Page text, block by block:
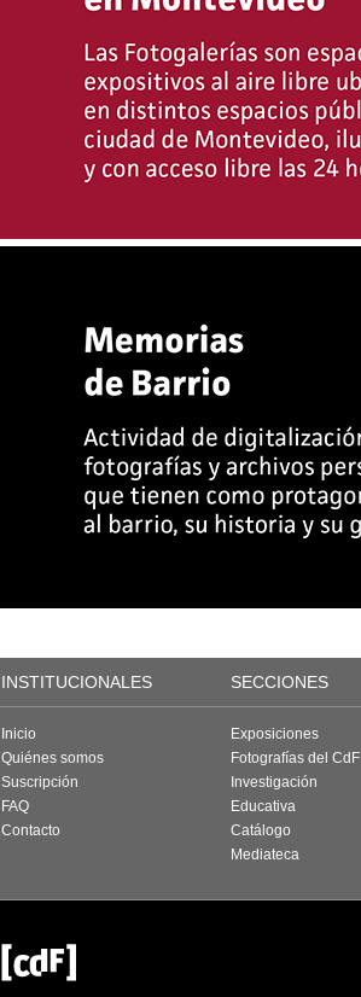
INSTITUCIONALES SECCIONES
Inicio
Quiénes somos
Suscripción
FAQ
Contacto
Exposiciones
Fotografías del CdF
Investigación
Educativa
Catálogo
Mediateca